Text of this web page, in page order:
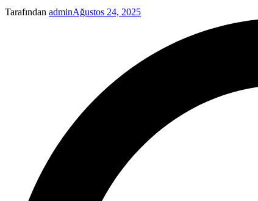
Tarafından adminAğustos 24, 2025